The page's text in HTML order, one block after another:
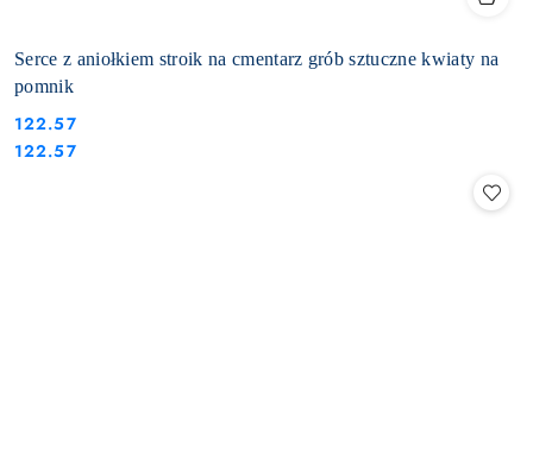
Serce z aniołkiem stroik na cmentarz grób sztuczne kwiaty na
pomnik
Cena:
122.57
Cena:
122.57